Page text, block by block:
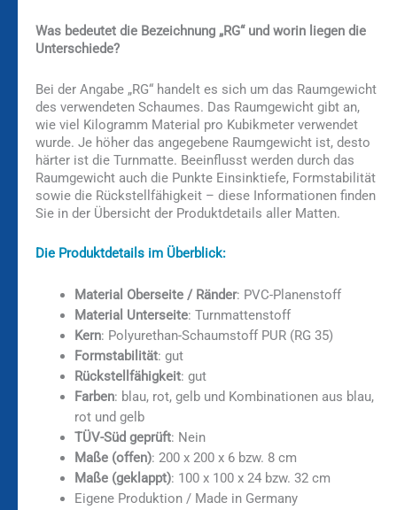
Was bedeutet die Bezeichnung „RG“ und worin liegen die
Unterschiede?
Bei der Angabe „RG“ handelt es sich um das Raumgewicht
des verwendeten Schaumes. Das Raumgewicht gibt an,
wie viel Kilogramm Material pro Kubikmeter verwendet
wurde. Je höher das angegebene Raumgewicht ist, desto
härter ist die Turnmatte. Beeinflusst werden durch das
Raumgewicht auch die Punkte Einsinktiefe, Formstabilität
sowie die Rückstellfähigkeit – diese Informationen finden
Sie in der Übersicht der Produktdetails aller Matten.
Die Produktdetails im Überblick:
Material Oberseite / Ränder: PVC-Planenstoff
Material Unterseite: Turnmattenstoff
Kern: Polyurethan-Schaumstoff PUR (RG 35)
Formstabilität: gut
Rückstellfähigkeit: gut
Farben: blau, rot, gelb und Kombinationen aus blau,
rot und gelb
TÜV-Süd geprüft: Nein
Maße (offen): 200 x 200 x 6 bzw. 8 cm
Maße (geklappt): 100 x 100 x 24 bzw. 32 cm
Eigene Produktion / Made in Germany